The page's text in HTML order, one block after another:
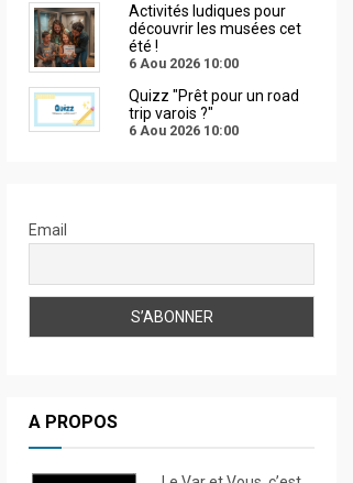
Activités ludiques pour
découvrir les musées cet
été !
6 Aou 2026 10:00
Quizz "Prêt pour un road
trip varois ?"
6 Aou 2026 10:00
Email
A PROPOS